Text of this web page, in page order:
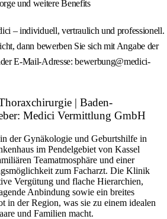
und weitere Benefits
– individuell, vertraulich und professionell.
dann bewerben Sie sich mit Angabe der
E-Mail-Adresse: bewerbung@medici-
| Baden-
Medici Vermittlung GmbH
der Gynäkologie und Geburtshilfe in
im Pendelgebiet von Kassel
Teamatmosphäre und einer
zum Facharzt. Die Klinik
Vergütung und flache Hierarchien,
Anbindung sowie ein breites
in der Region, was sie zu einem idealen
und Familien macht.